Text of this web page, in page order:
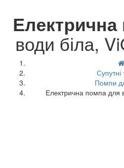
Електрична
води біла,
Супутні
Помпи
Електрична помпа для